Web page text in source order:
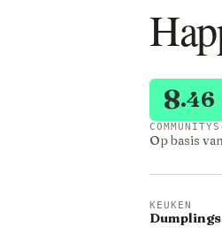
8.46
Op basis
KEUKEN
Dumplings